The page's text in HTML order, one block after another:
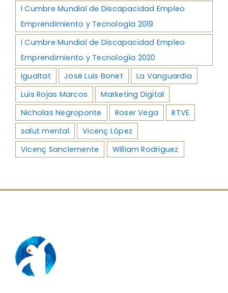
I Cumbre Mundial de Discapacidad Empleo
Emprendimiento y Tecnología 2019
I Cumbre Mundial de Discapacidad Empleo
Emprendimiento y Tecnología 2020
igualtat
José Luis Bonet
La Vanguardia
Luis Rojas Marcos
Marketing Digital
Nicholas Negroponte
Roser Vega
RTVE
salut mental
Vicenç López
Vicenç Sanclemente
William Rodriguez